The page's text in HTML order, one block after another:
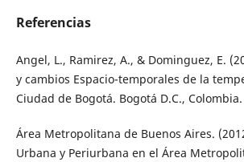
Referencias
Angel, L., Ramirez, A., & Dominguez, E.
y cambios Espacio-temporales de la
Ciudad de Bogotá. Bogotá D.C., Colombia.
Área Metropolitana de Buenos Aires.
Urbana y Periurbana en el Área